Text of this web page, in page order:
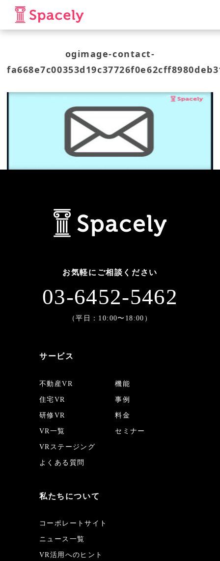
ogimage-contact-
サービス
不動産VR
住宅VR
研修VR
VR一覧
VRステージング
よくある質問
機能
事例
料金
セミナー
私たちについて
コーポレートサイト
ニュース一覧
VR活用へのヒント
お気軽にご相談ください
03-6452-5462
（平日：10:00〜18:00）